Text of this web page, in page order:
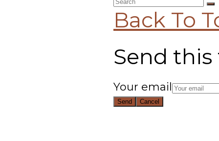
Back To
Send
Your email
Send Cancel